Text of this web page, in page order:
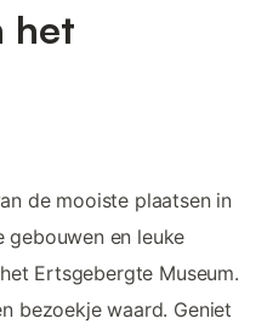
het
de mooiste plaatsen in
en leuke
Ertsgebergte Museum.
bezoekje waard. Geniet